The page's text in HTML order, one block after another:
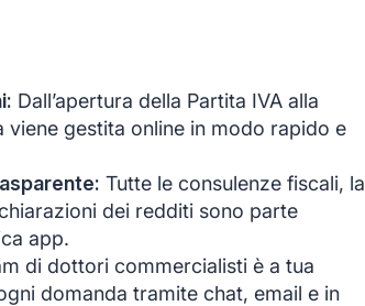
Dall’apertura della Partita IVA alla
gestita online in modo rapido e
Tutte le consulenze fiscali, la
dei redditi sono parte
app.
di dottori commercialisti è a tua
domanda tramite chat, email e in